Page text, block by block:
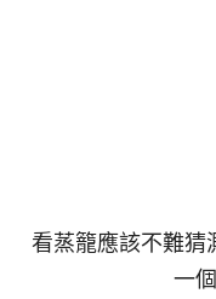
看蒸籠應該不難猜
一